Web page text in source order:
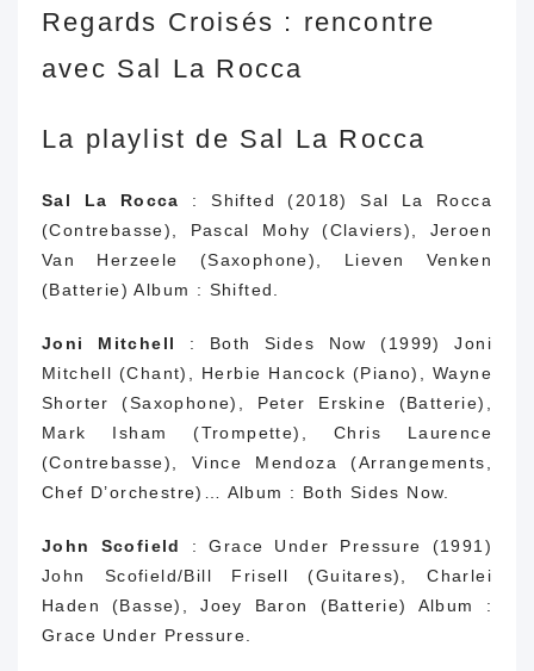
Regards Croisés : rencontre
avec Sal La Rocca
La playlist de Sal La Rocca
Sal La Rocca
: Shifted (2018) Sal La Rocca
(Contrebasse), Pascal Mohy (Claviers), Jeroen
Van Herzeele (Saxophone), Lieven Venken
(Batterie) Album : Shifted.
Joni Mitchell
: Both Sides Now (1999) Joni
Mitchell (Chant), Herbie Hancock (Piano), Wayne
Shorter (Saxophone), Peter Erskine (Batterie),
Mark Isham (Trompette), Chris Laurence
(Contrebasse), Vince Mendoza (Arrangements,
Chef D’orchestre)… Album : Both Sides Now.
John Scofield
: Grace Under Pressure (1991)
John Scofield/Bill Frisell (Guitares), Charlei
Haden (Basse), Joey Baron (Batterie) Album :
Grace Under Pressure.